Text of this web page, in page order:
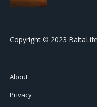
Copyright © 2023
About
Privacy